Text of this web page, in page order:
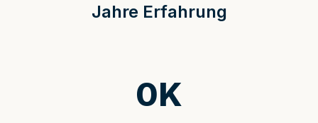
Jahre Erfahrung
0K